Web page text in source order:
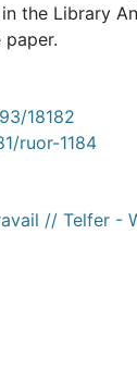
the Library
18182
ruor-1184
// Telfer -